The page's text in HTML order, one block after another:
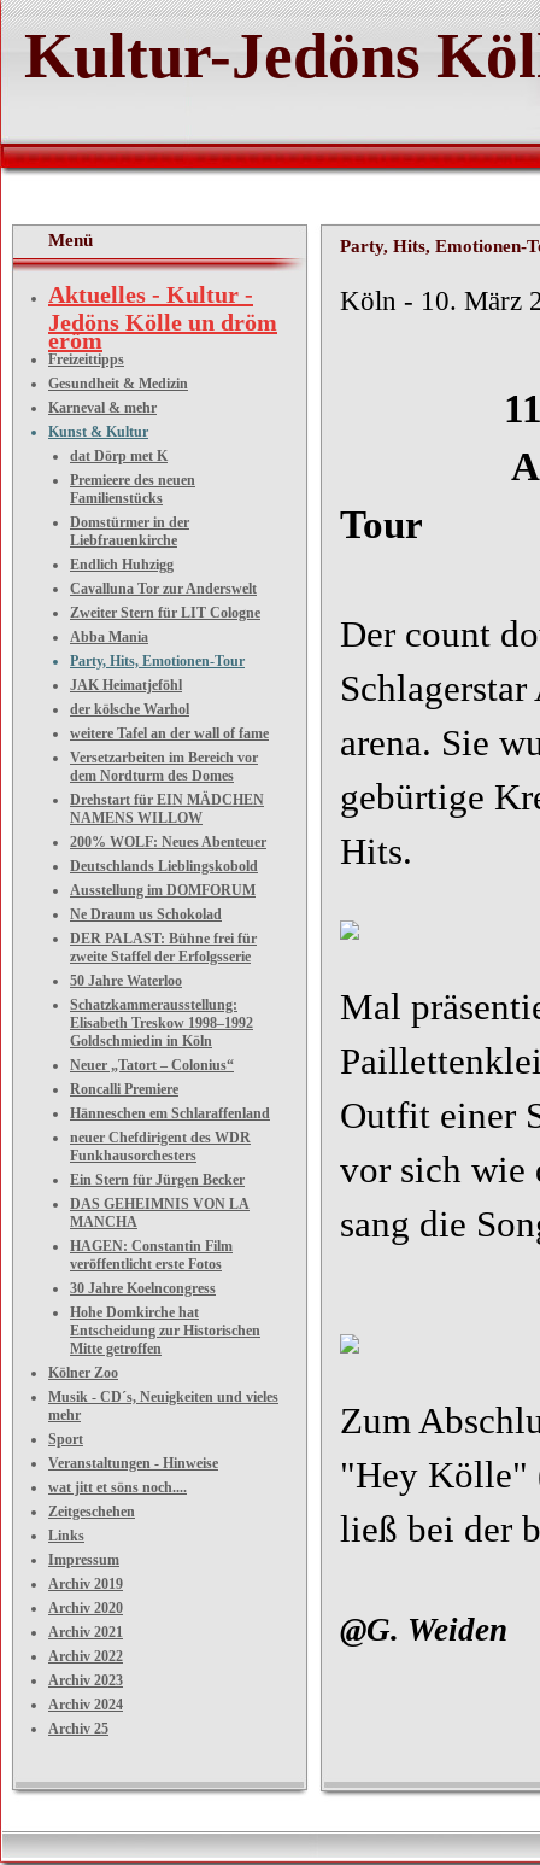
Kultur-Jedöns
Menü
Aktuelles - Kultur -
Jedöns Kölle un dröm
eröm
Freizeittipps
Gesundheit & Medizin
Karneval & mehr
Kunst & Kultur
dat Dörp met K
Premieere des neuen
Familienstücks
Domstürmer in der
Liebfrauenkirche
Endlich Huhzigg
Cavalluna Tor zur Anderswelt
Zweiter Stern für LIT Cologne
Abba Mania
Party, Hits, Emotionen-Tour
JAK Heimatjeföhl
der kölsche Warhol
weitere Tafel an der wall of fame
Versetzarbeiten im Bereich vor
dem Nordturm des Domes
Drehstart für EIN MÄDCHEN
NAMENS WILLOW
200% WOLF: Neues Abenteuer
Deutschlands Lieblingskobold
Ausstellung im DOMFORUM
Ne Draum us Schokolad
DER PALAST: Bühne frei für
zweite Staffel der Erfolgsserie
50 Jahre Waterloo
Schatzkammerausstellung:
Elisabeth Treskow 1998–1992
Goldschmiedin in Köln
Neuer „Tatort – Colonius“
Roncalli Premiere
Hänneschen em Schlaraffenland
neuer Chefdirigent des WDR
Funkhausorchesters
Ein Stern für Jürgen Becker
DAS GEHEIMNIS VON LA
MANCHA
HAGEN: Constantin Film
veröffentlicht erste Fotos
30 Jahre Koelncongress
Hohe Domkirche hat
Entscheidung zur Historischen
Mitte getroffen
Kölner Zoo
Musik - CD´s, Neuigkeiten und vieles
mehr
Sport
Veranstaltungen - Hinweise
wat jitt et söns noch....
Zeitgeschehen
Links
Impressum
Archiv 2019
Archiv 2020
Archiv 2021
Archiv 2022
Archiv 2023
Archiv 2024
Archiv 25
Party, Hits, Emotionen-
Köln - 10. März
11000
Andrea
Tour
Der count
arena. Sie
gebürtige
Hits.
Mal
Outfit einer
vor sich wie
sang die
Zum
"Hey Kölle"
ließ bei der
@G. Weiden